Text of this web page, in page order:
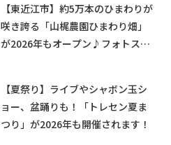
【東近江市】約5万本のひまわりが
咲き誇る「山梶農園ひまわり畑」
が2026年もオープン♪フォトスポ
【夏祭り】ライブやシャボン玉シ
ョー、盆踊りも！「トレセン夏ま
つり」が2026年も開催されます！